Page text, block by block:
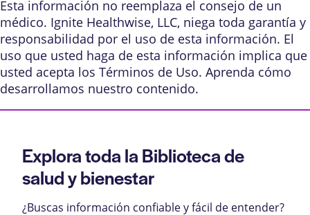
Esta información no reemplaza el consejo de un
médico. Ignite Healthwise, LLC, niega toda garantía y
responsabilidad por el uso de esta información. El
uso que usted haga de esta información implica que
usted acepta los Términos de Uso. Aprenda cómo
desarrollamos nuestro contenido.
Explora toda la Biblioteca de
salud y bienestar
¿Buscas información confiable y fácil de entender?